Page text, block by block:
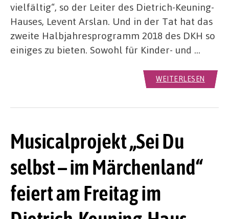
vielfältig“, so der Leiter des Dietrich-Keuning-
Hauses, Levent Arslan. Und in der Tat hat das
zweite Halbjahresprogramm 2018 des DKH so
einiges zu bieten. Sowohl für Kinder- und …
WEITERLESEN
Musicalprojekt „Sei Du
selbst – im Märchenland“
feiert am Freitag im